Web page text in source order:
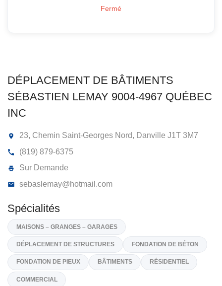
DÉPLACEMENT DE BÂTIMENTS
SÉBASTIEN LEMAY 9004-4967
INC
23, Chemin Saint-Georges Nord, Danville
sebaslemay@hotmail.com
Fermé